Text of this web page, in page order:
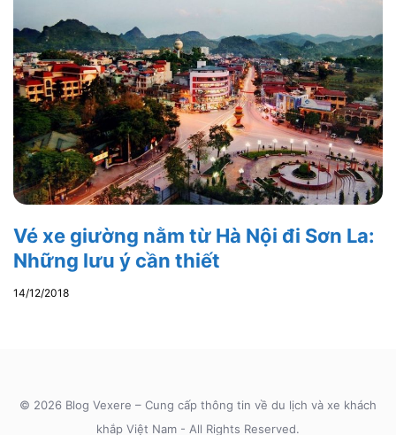
Vé xe giường nằm từ Hà Nội đi Sơn La:
Những lưu ý cần thiết
14/12/2018
© 2026 Blog Vexere – Cung cấp thông tin về du lịch và xe khách
khắp Việt Nam - All Rights Reserved.